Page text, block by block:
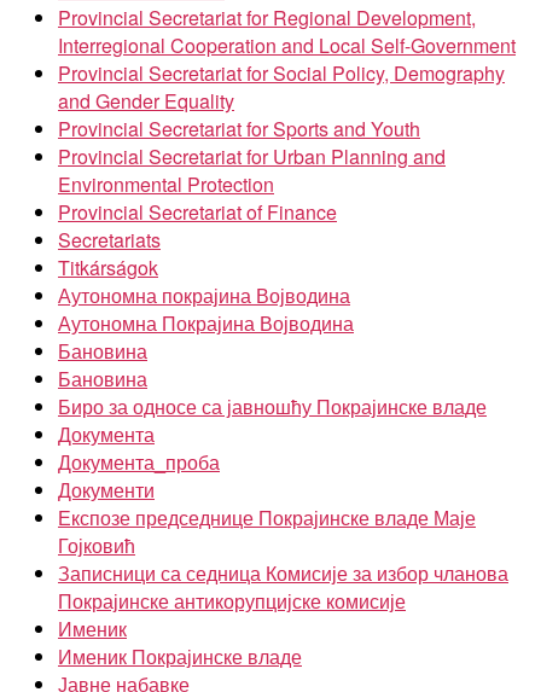
Provincial Secretariat for Regional Development,
Interregional Cooperation and Local Self-Government
Provincial Secretariat for Social Policy, Demography
and Gender Equality
Provincial Secretariat for Sports and Youth
Provincial Secretariat for Urban Planning and
Environmental Protection
Provincial Secretariat of Finance
Secretariats
Titkárságok
Аутономна покрајина Војводина
Аутономна Покрајина Војводина
Бановина
Бановина
Биро за односе са јавношћу Покрајинске владе
Документа
Документа_проба
Документи
Експозе председнице Покрајинске владе Маје
Гојковић
Записници са седница Комисије за избор чланова
Покрајинске антикорупцијске комисије
Именик
Именик Покрајинске владе
Јавне набавке